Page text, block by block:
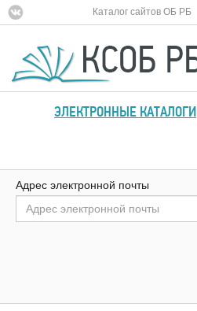
Каталог сайтов ОБ РБ
ЭЛЕКТРОННЫЕ КАТАЛОГИ
Адрес электронной почты